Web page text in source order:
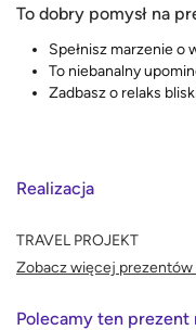
To dobry pomysł na
Spełnisz marzenie
To niebanalny
Zadbasz o relaks
Realizacja
TRAVEL PROJEKT
Zobacz więcej
Polecamy ten prezent